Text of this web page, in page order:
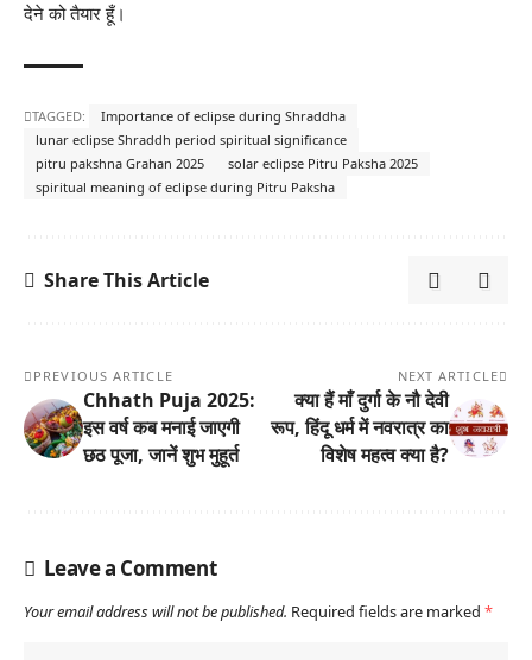
देने को तैयार हूँ।
TAGGED:
Importance of eclipse during Shraddha
lunar eclipse Shraddh period spiritual significance
pitru pakshna Grahan 2025
solar eclipse Pitru Paksha 2025
spiritual meaning of eclipse during Pitru Paksha
Share This Article
PREVIOUS ARTICLE
Chhath Puja 2025:
इस वर्ष कब मनाई जाएगी
छठ पूजा, जानें शुभ मुहूर्त
NEXT ARTICLE
क्या हैं माँ दुर्गा के नौ देवी
रूप, हिंदू धर्म में नवरात्र का
विशेष महत्व क्या है?
Leave a Comment
Your email address will not be published. Required fields are marked *